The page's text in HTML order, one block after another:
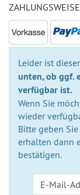
Leider ist
unten, ob ggf.
verfügbar ist.
Wenn Sie
wieder
Bitte geben
erhalten dann
bestätigen.